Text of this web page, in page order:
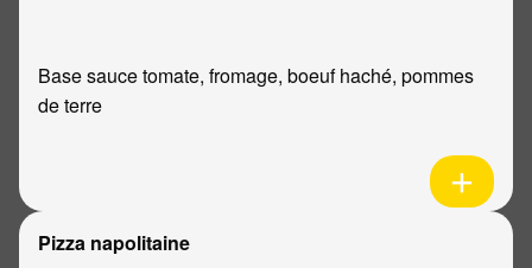
Base sauce tomate, fromage, boeuf haché, pommes
de terre
Pizza napolitaine